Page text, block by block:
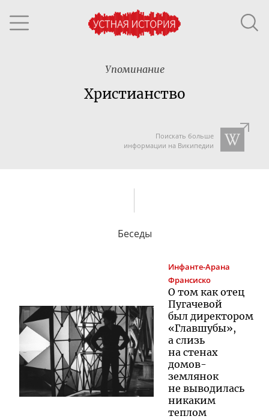
Упоминание
Христианство
Поискать больше
информации на Википедии
Беседы
Инфанте-Арана
Франсиско
О том как отец
Пугачевой
был директором
«Главшубы»,
а слизь
на стенах
домов-
землянок
не выводилась
никаким
теплом